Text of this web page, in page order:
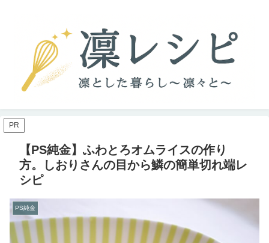
PR
【PS純金】ふわとろオムライスの作り
方。しおりさんの目から鱗の簡単切れ端レ
シピ
PS純金